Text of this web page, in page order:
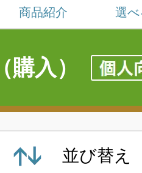
商品紹介 選
入）
並び替え